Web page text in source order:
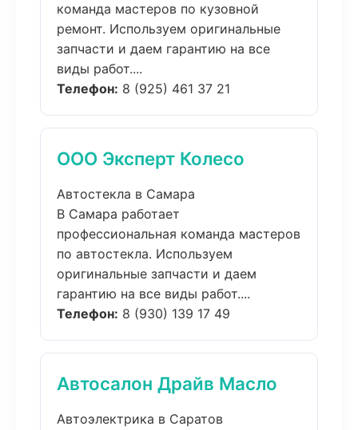
команда мастеров по кузовной
ремонт. Используем оригинальные
запчасти и даем гарантию на все
виды работ....
Телефон: 8 (925) 461 37 21
ООО Эксперт Колесо
Автостекла в Самара
В Самара работает
профессиональная команда мастеров
по автостекла. Используем
оригинальные запчасти и даем
гарантию на все виды работ....
Телефон: 8 (930) 139 17 49
Автосалон Драйв Масло
Автоэлектрика в Саратов